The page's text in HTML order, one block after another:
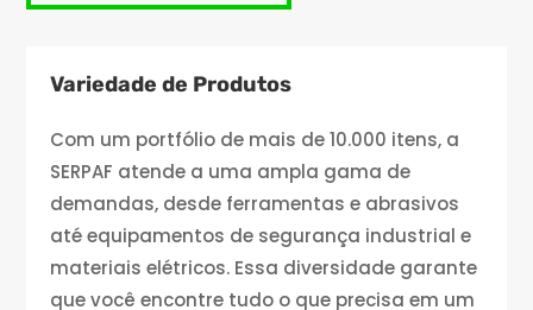
Variedade de Produtos
Com um portfólio de mais de 10.000 itens, a
SERPAF atende a uma ampla gama de
demandas, desde ferramentas e abrasivos
até equipamentos de segurança industrial e
materiais elétricos. Essa diversidade garante
que você encontre tudo o que precisa em um